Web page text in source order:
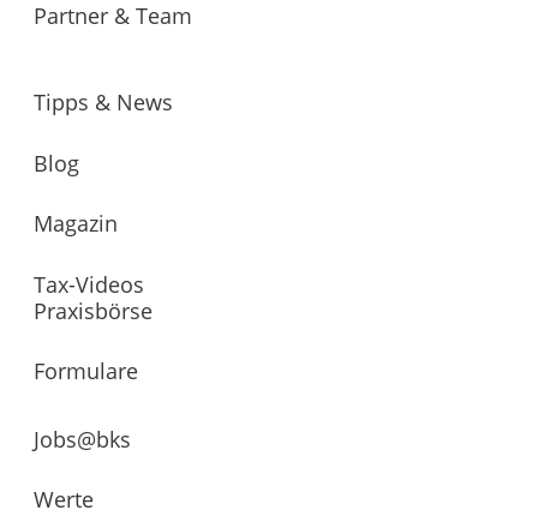
Partner & Team
Tipps & News
Blog
Magazin
Tax-Videos
Praxisbörse
Formulare
Jobs@bks
Werte